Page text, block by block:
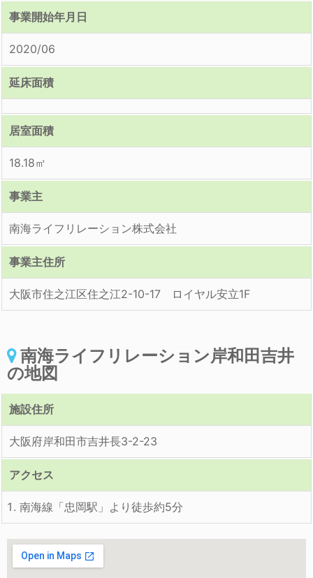
事業開始年月日
2020/06
延床面積
居室面積
18.18㎡
事業主
南海ライフリレーション株式会社
事業主住所
大阪市住之江区住之江2-10-17 ロイヤル安立1F
南海ライフリレーション岸和田吉井
の地図
施設住所
大阪府岸和田市吉井長3-2-23
アクセス
南海線「忠岡駅」より徒歩約5分